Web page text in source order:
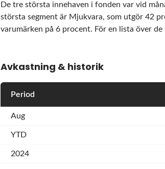
De tre största innehaven i fonden var vid
största segment är Mjukvara, som utgör 42
varumärken på 6 procent. För en lista över
Avkastning & historik
Period
Aug
YTD
2024